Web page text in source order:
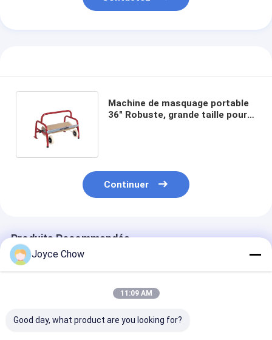
Machine de masquage portable
36" Robuste, grande taille pour
Continuer
Produits Recommandés
Joyce Chow
11:09 AM
Good day, what product are you looking for?